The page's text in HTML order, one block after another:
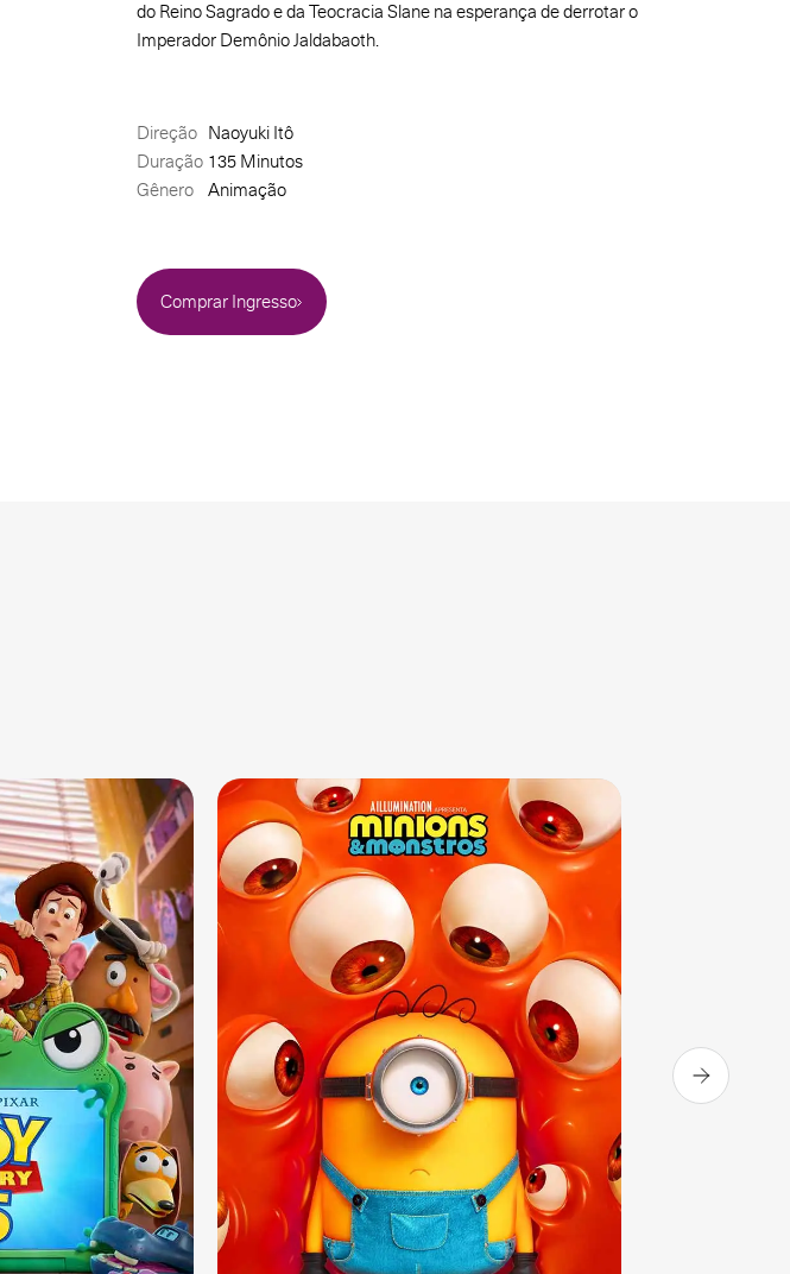
do Reino Sagrado e da Teocracia Slane na esperança de derrotar o
Imperador Demônio Jaldabaoth.
Direção Naoyuki Itô
Duração 135 Minutos
Gênero
Animação
Comprar Ingresso
Sala 3 13:50 DUB Sala 3